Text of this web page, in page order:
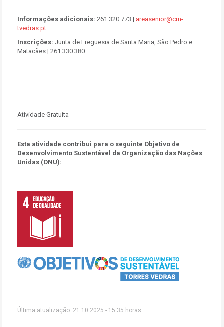
Informações adicionais: 261 320 773 | areasenior@cm-
tvedras.pt
Inscrições: Junta de Freguesia de Santa Maria, São Pedro e
Matacães | 261 330 380
Atividade Gratuita
Esta atividade contribui para o seguinte Objetivo de
Desenvolvimento Sustentável da Organização das Nações
Unidas (ONU):
Última atualização: 21.10.2025 - 15:35 horas